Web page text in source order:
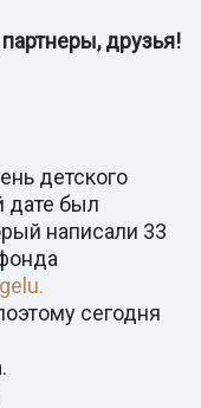
друзья!
детского
дате был
написали 33
сегодня